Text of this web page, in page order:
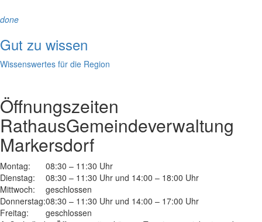
done
Gut zu wissen
Wissenswertes für die Region
Öffnungszeiten
RathausGemeindeverwaltung
Markersdorf
Montag:
08:30 – 11:30 Uhr
Dienstag:
08:30 – 11:30 Uhr und 14:00 – 18:00 Uhr
Mittwoch:
geschlossen
Donnerstag:08:30 – 11:30 Uhr und 14:00 – 17:00 Uhr
Freitag:
geschlossen